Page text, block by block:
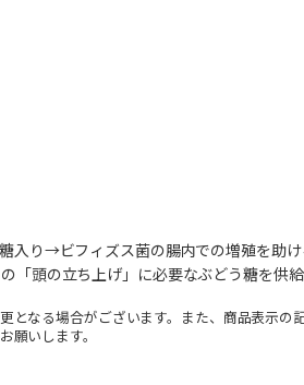
入り→ビフィズス菌の腸内での増殖を助
「頭の立ち上げ」に必要なぶどう糖を供給
なる場合がございます。また、商品表示の
願いします。